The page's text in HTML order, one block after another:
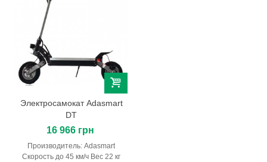
Электросамокат Adasmart
DT
16 966 грн
Производитель: Adasmart
Скорость до 45 км/ч Вес 22 кг